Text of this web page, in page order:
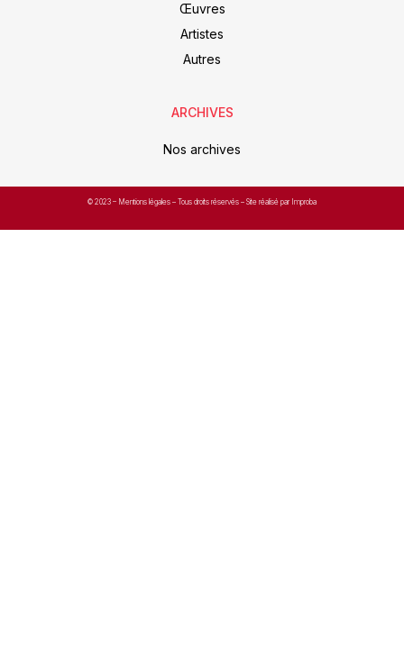
Œuvres
Artistes
Autres
ARCHIVES
Nos archives
© 2023 – Mentions légales – Tous droits réservés – Site réalisé par Improba